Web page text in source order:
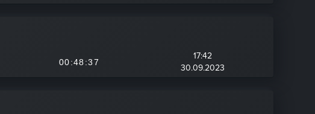
00:48:37
17:42
30.09.2023